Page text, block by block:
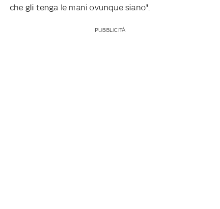
che gli tenga le mani ovunque siano".
PUBBLICITÀ